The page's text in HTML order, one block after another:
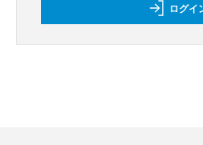
新規会員登録 無料